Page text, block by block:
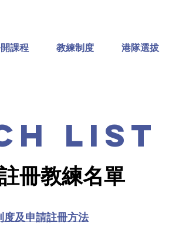
課程 教練制度 港隊選拔
list
冊教練名單
度及申請註冊方法